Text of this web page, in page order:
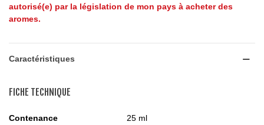
autorisé(e) par la législation de mon pays à acheter des
aromes.
Caractéristiques
FICHE TECHNIQUE
Contenance 25 ml